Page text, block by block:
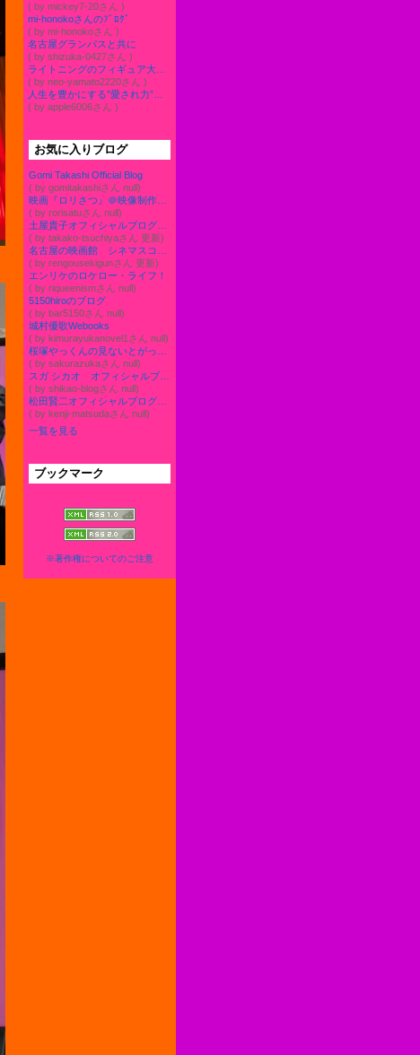
( by mickey7-20さん )
mi-honokoさんのﾌﾞﾛｸﾞ
( by mi-honokoさん )
名古屋グランパスと共に
( by shizuka-0427さん )
( by neo-yamato2220さん )
( by apple6006さん )
お気に入りブログ
Gomi Takashi Official Blog
( by gomitakashiさん null)
( by rorisatuさん null)
( by takako-tsuchiyaさん 更新)
( by rengousekigunさん 更新)
エンリケのロケロー・ライフ！
( by riqueenismさん null)
5150hiroのブログ
( by bar5150さん null)
城村優歌Webooks
( by kimurayukanovel1さん null)
( by sakurazukaさん null)
( by shikao-blogさん null)
( by kenji-matsudaさん null)
一覧を見る
ブックマーク
※著作権についてのご注意